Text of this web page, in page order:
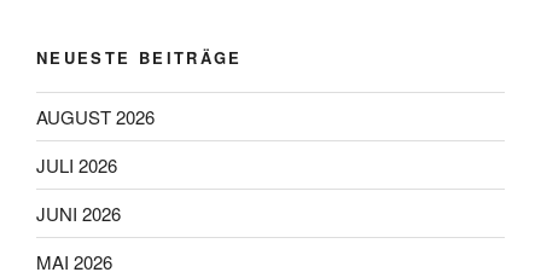
NEUESTE BEITRÄGE
AUGUST 2026
JULI 2026
JUNI 2026
MAI 2026